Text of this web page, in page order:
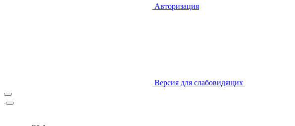
Авторизация
Версия для слабовидящих